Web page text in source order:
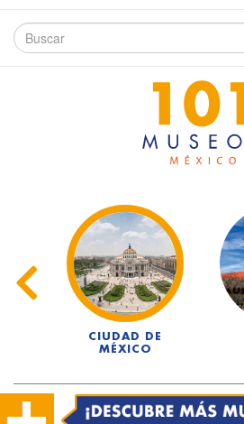
CIUDAD DE
MÉXICO